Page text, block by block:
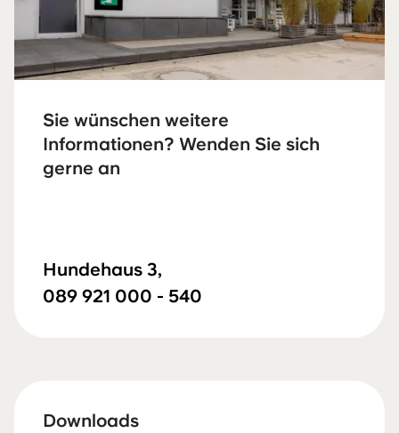
Sie wünschen weitere
Informationen? Wenden Sie sich
gerne an
Hundehaus 3,
089 921 000 - 540
Downloads